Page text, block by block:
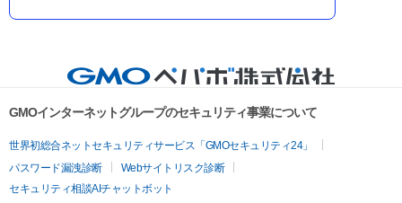
GMOインターネットグループのセキュリティ事業について
世界初総合ネットセキュリティサービス「GMOセキュリティ24」
パスワード漏洩診断
Webサイトリスク診断
セキュリティ相談AIチャットボット